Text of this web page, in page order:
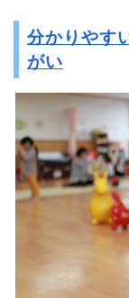
分かりやす
がい